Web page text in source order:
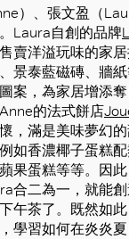
）、張文盈（
Laura自創的品牌
賣洋溢玩味的家
景泰藍磁磚、牆
案，為家居增添
的法式餅店
，滿是美味夢幻
如香濃椰子蛋糕
果蛋糕等等。因
合二為一，就能
午茶了。既然如
學習如何在炎炎